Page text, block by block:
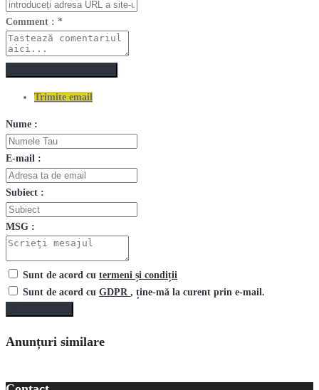
Comment : *
Trimite email
Nume :
E-mail :
Subiect :
MSG :
Sunt de acord cu termeni și condiții
Sunt de acord cu GDPR , ține-mă la curent prin e-mail.
Anunțuri similare